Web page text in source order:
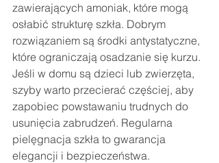
zawierających amoniak, które mogą
osłabić strukturę szkła. Dobrym
rozwiązaniem są środki antystatyczne,
które ograniczają osadzanie się kurzu.
Jeśli w domu są dzieci lub zwierzęta,
szyby warto przecierać częściej, aby
zapobiec powstawaniu trudnych do
usunięcia zabrudzeń. Regularna
pielęgnacja szkła to gwarancja
elegancji i bezpieczeństwa.